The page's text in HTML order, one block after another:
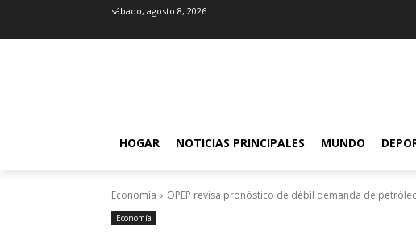
sábado, agosto 8, 2026
HOGAR NOTICIAS PRINCIPALES MUNDO
Economía OPEP revisa pronóstico de débil demanda de
Economía